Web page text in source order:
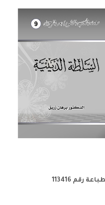
موافقة وزارة الاعلام السورية على الطباعة رقم 113416